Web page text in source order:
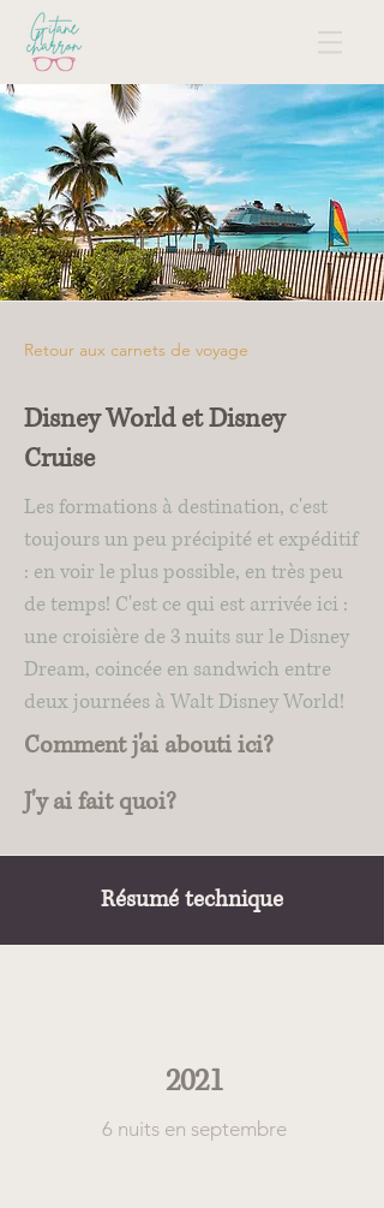
Retour aux carnets de voyage
Disney World et Disney
Cruise
Les formations à destination, c'est
toujours un peu précipité et expéditif
: en voir le plus possible, en très peu
de temps! C'est ce qui est arrivée ici :
une croisière de 3 nuits sur le Disney
Dream, coincée en sandwich entre
deux journées à Walt Disney World!
Comment j'ai abouti ici?
J'y ai fait quoi?
Résumé technique
2021
6 nuits en septembre